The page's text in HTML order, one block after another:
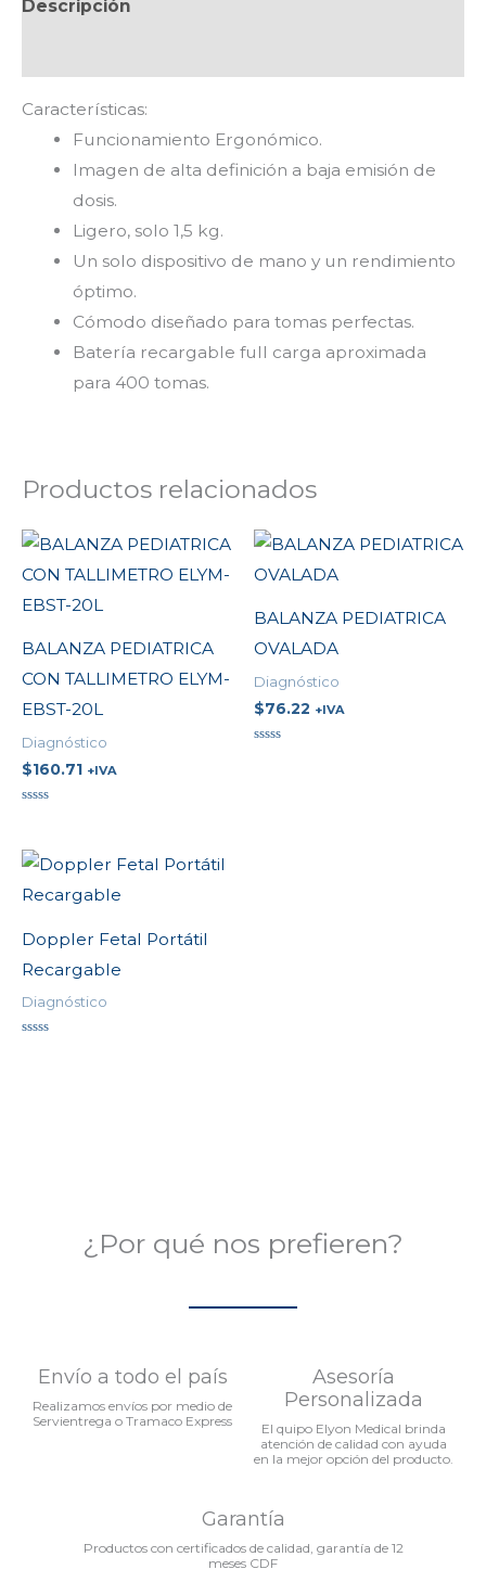
Descripción
Características:
Funcionamiento Ergonómico.
Imagen de alta definición a baja emisión de
dosis.
Ligero, solo 1,5 kg.
Un solo dispositivo de mano y un rendimiento
óptimo.
Cómodo diseñado para tomas perfectas.
Batería recargable full carga aproximada
para 400 tomas.
Productos relacionados
BALANZA PEDIATRICA
CON TALLIMETRO ELYM-
EBST-20L
Diagnóstico
$160.71 +IVA
de
5
BALANZA PEDIATRICA
OVALADA
Diagnóstico
$76.22 +IVA
Doppler Fetal Portátil
Recargable
Diagnóstico
¿Por qué nos prefieren?
Envío a todo el país
Realizamos envíos por medio de
Servientrega o Tramaco Express
Asesoría
Personalizada
El quipo Elyon Medical brinda
atención de calidad con ayuda
en la mejor opción del producto.
Garantía
Productos con certificados de calidad, garantía de 12
meses CDF